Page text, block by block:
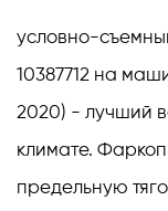
условно-
10387712 на
2020) - лучший
климате.
предельную